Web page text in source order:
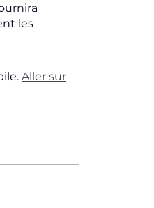
les
Aller sur